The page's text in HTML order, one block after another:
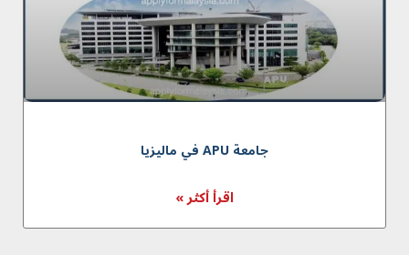
جامعة APU في مالیزیا
اقرأ أكثر »